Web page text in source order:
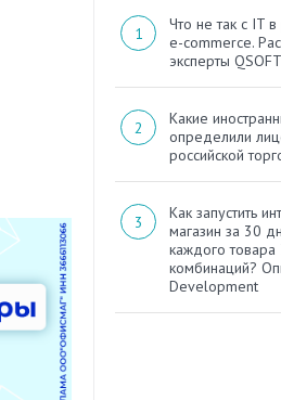
Что не так с IT
e-commerce.
эксперты QSOFT
Какие
определили
российской
Как запустить
магазин за 30
каждого товара
комбинаций?
Development